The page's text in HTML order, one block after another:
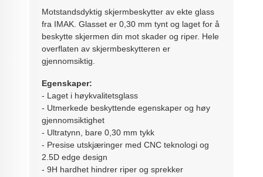
Motstandsdyktig skjermbeskytter av ekte glass
fra IMAK. Glasset er 0,30 mm tynt og laget for å
beskytte skjermen din mot skader og riper. Hele
overflaten av skjermbeskytteren er
gjennomsiktig.
Egenskaper:
- Laget i høykvalitetsglass
- Utmerkede beskyttende egenskaper og høy
gjennomsiktighet
- Ultratynn, bare 0,30 mm tykk
- Presise utskjæringer med CNC teknologi og
2.5D edge design
- 9H hardhet hindrer riper og sprekker